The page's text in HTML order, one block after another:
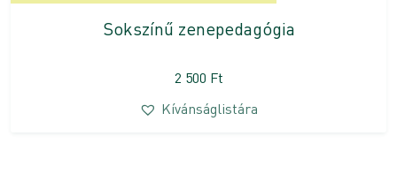
Sokszínű zenepedagógia
2 500 Ft
Kívánságlistára